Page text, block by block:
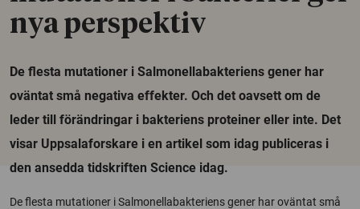
nya perspektiv
De flesta mutationer i Salmonellabakteriens gener har
oväntat små negativa effekter. Och det oavsett om de
leder till förändringar i bakteriens proteiner eller inte. Det
visar Uppsalaforskare i en artikel som idag publiceras i
den ansedda tidskriften Science idag.
De flesta mutationer i Salmonellabakteriens gener har oväntat små